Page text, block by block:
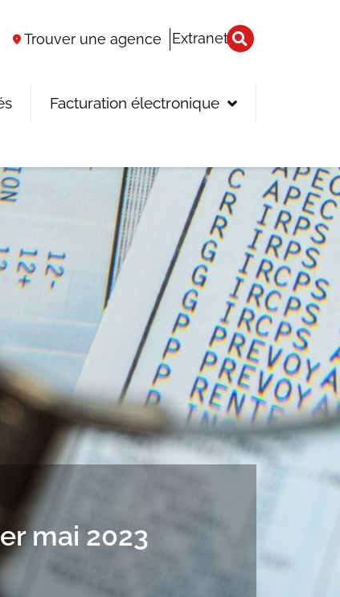
Trouver une agence Extranet
Facturation électronique
mai 2023